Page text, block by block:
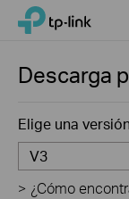
Click
navigation
TP-Link, Reliably
Descarga
Elige una
V3
> ¿Cómo